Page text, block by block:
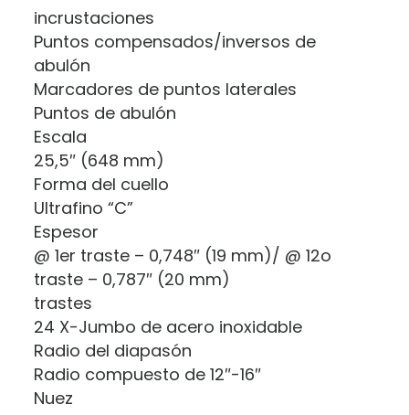
incrustaciones
Puntos compensados/inversos de
abulón
Marcadores de puntos laterales
Puntos de abulón
Escala
25,5″ (648 mm)
Forma del cuello
Ultrafino “C”
Espesor
@ 1er traste – 0,748″ (19 mm)/ @ 12o
traste – 0,787″ (20 mm)
trastes
24 X-Jumbo de acero inoxidable
Radio del diapasón
Radio compuesto de 12″-16″
Nuez